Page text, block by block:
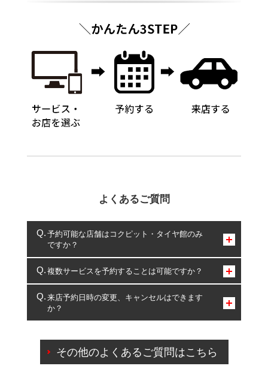
よくあるご質問
予約可能な店舗はコクピット・タイヤ館のみ
ですか？
コクピット・タイヤ館のみとなります。
複数サービスを予約することは可能ですか？
複数サービスのご予約は可能です。
一部の商品・サービスの組み合わせに限り、同時にご予約が
出来ないものもございます。
来店予約日時の変更、キャンセルはできます
か？
ご来店予約日の3営業日前を過ぎている場合のご予約
の日時変更につきましては、直接ご予約の店舗まで
その他のよくあるご質問はこちら